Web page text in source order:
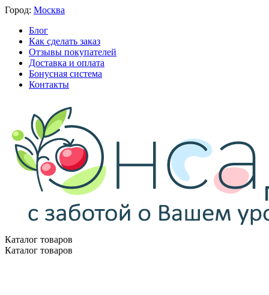
Город: Москва
Блог
Как сделать заказ
Отзывы покупателей
Доставка и оплата
Бонусная система
Контакты
Каталог товаров
Каталог товаров